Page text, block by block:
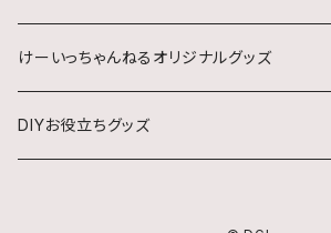
けーいっちゃんねるオリジナルグッズ
DIYお役立ちグッズ